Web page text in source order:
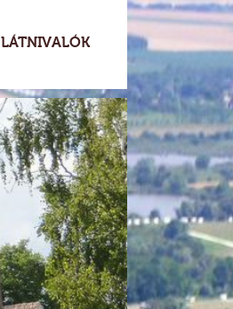
LÁTNIVALÓK